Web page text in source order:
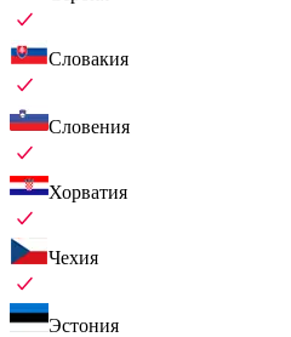
Словакия
Словения
Хорватия
Чехия
Эстония